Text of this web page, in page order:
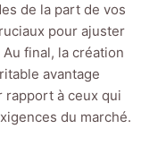
de la part de vos
pour ajuster
final, la création
avantage
rapport à ceux qui
du marché.